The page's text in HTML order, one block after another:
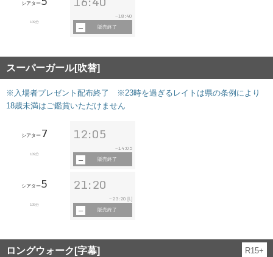
シアター
109分
~ 18:40
販売終了
スーパーガール[吹替]
※入場者プレゼント配布終了 ※23時を過ぎるレイトは県の条例により
18歳未満はご鑑賞いただけません
シアター 7
109分
12:05
~14:05
販売終了
シアター5
109分
21:20
~ 23:20 [L]
販売終了
ロングウォーク[字幕] R15+